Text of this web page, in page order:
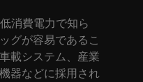
消費電力で知ら
グが容易であるこ
載システム、産業
器などに採用され